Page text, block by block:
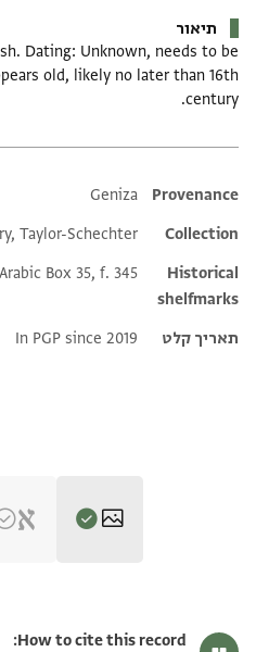
תיאור
Dating: Unknown, needs to be
old, likely no later than 16th
century.
Additional metadata
Provenance
Geniza
Collection
Taylor-Schechter
Historical
shelfmarks
Box 35, f. 345
תאריך קלט In PGP since 2019
How to cite this record: